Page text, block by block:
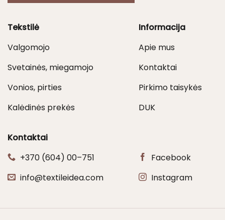
Tekstilė
Valgomojo
Svetainės, miegamojo
Vonios, pirties
Kalėdinės prekės
Informacija
Apie mus
Kontaktai
Pirkimo taisykės
DUK
Kontaktai
+370 (604) 00–751
info@textileidea.com
Facebook
Instagram